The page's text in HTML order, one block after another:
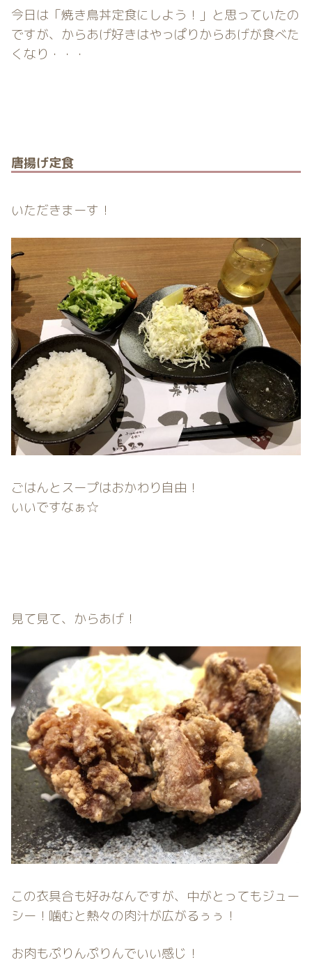
今日は「焼き鳥丼定食にしよう！」と思っていたの
ですが、からあげ好きはやっぱりからあげが食べた
くなり・・・
唐揚げ定食
いただきまーす！
ごはんとスープはおかわり自由！
いいですなぁ☆
見て見て、からあげ！
この衣具合も好みなんですが、中がとってもジュー
シー！噛むと熱々の肉汁が広がるぅぅ！
お肉もぷりんぷりんでいい感じ！